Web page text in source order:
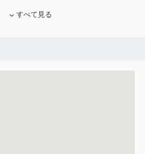
すべて見る